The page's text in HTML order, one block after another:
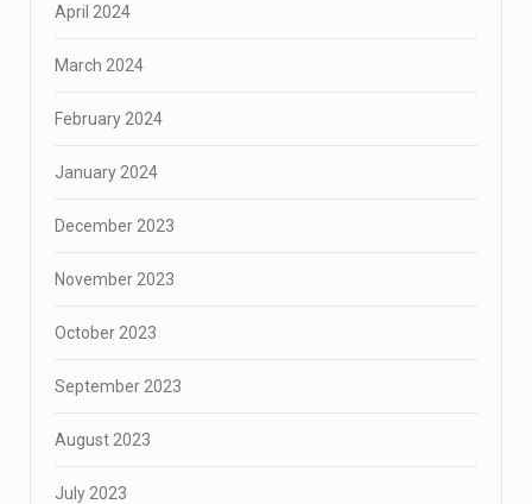
April 2024
March 2024
February 2024
January 2024
December 2023
November 2023
October 2023
September 2023
August 2023
July 2023